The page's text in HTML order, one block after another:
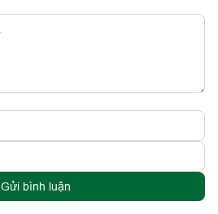
Gửi bình luận